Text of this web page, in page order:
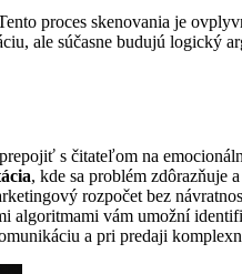
proces skenovania je
ale súčasne budujú logický
s čitateľom na
, kde sa problém zdôrazňuje
rozpočet bez
algoritmami vám umožní
a pri predaji